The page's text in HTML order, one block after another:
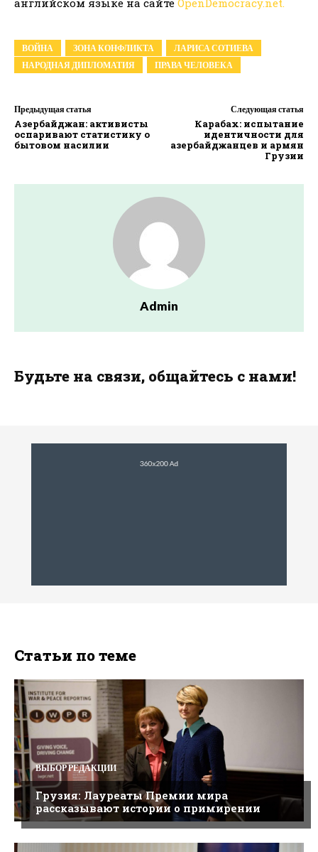
ВОЙНА ЗОНА КОНФЛИКТА
ЛАРИСА СОТИЕВА
НАРОДНАЯ ДИПЛОМАТИЯ
ПРАВА ЧЕЛОВЕКА
Предыдущая статья
Азербайджан: активисты
оспаривают статистику о
бытовом насилии
Следующая статья
Карабах: испытание
идентичности для
азербайджанцев и армян
Грузии
Admin
Будьте на связи, общайтесь с нами!
Статьи по теме
ВЫБОР РЕДАКЦИИ
Грузия: Лауреаты Премии мира
рассказывают истории о примирении